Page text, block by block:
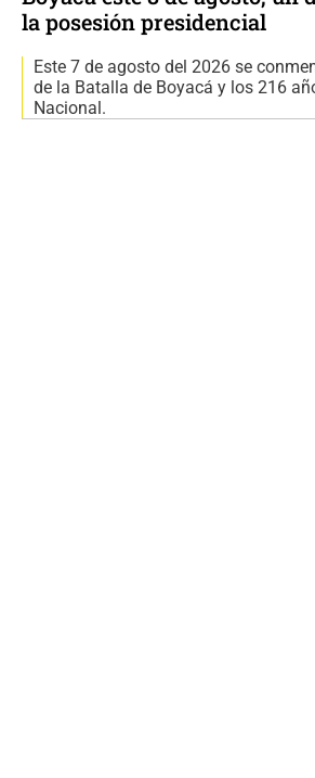
la posesión presidencial
Este 7 de agosto del 2026 se
de la Batalla de Boyacá y los 216
Nacional.